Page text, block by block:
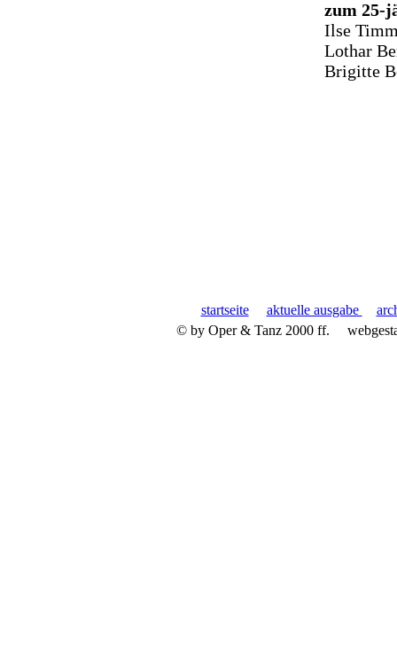
zum 25-
Ilse
Lothar
Brigitte
startseite aktuelle ausgabe
© by Oper & Tanz 2000 ff.